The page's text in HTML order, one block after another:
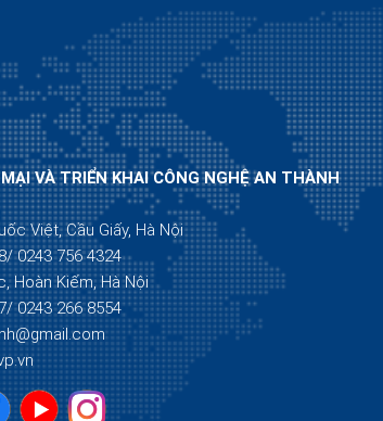
VÀ TRIỂN KHAI CÔNG NGHỆ AN THÀNH
Việt, Cầu Giấy, Hà Nội
0243 756 4324
Hoàn Kiếm, Hà Nội
0243 266 8554